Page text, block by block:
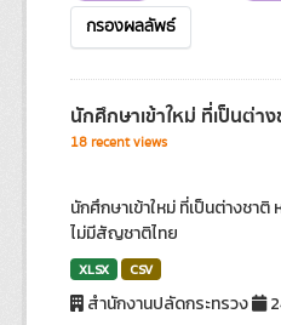
กรองผลลัพธ์
นักศึกษาเข้าใหม่ ที่เป็นต่า
18 recent views
นักศึกษาเข้าใหม่ ที่เป็นต่างชา
ไม่มีสัญชาติไทย
XLSX CSV
สำนักงานปลัดกระทรวง